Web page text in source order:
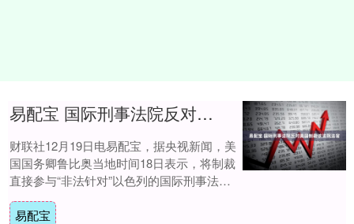
易配宝 国际刑事法院反对美国制裁该法院法官
财联社12月19日电易配宝，据央视新闻，美
国国务卿鲁比奥当地时间18日表示，将制裁
直接参与“非法针对”以色列的国际刑事法院
法官。同日，国际刑事法院对美国政府宣
布....
易配宝